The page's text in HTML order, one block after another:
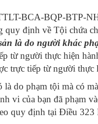
BCA-BQP-BTP-
định về Tội chứa
là do người khác
từ người thực hiện
trực tiếp từ người
do phạm tội mà có
vi của bạn đã phạm
quy định tại Điều